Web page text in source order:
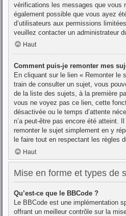
vérifications les messages que vous
également possible que vous ayez
d’utilisateurs aux permissions
veuillez contacter un administrateur
Haut
Comment puis-je remonter mes
En cliquant sur le lien « Remonter le
train de consulter un sujet, vous
de la liste des sujets, à la première
vous ne voyez pas ce lien, cette
désactivée ou le temps d’attente
n’a peut-être pas encore été atteint.
remonter le sujet simplement en y
le faire tout en respectant les règles
Haut
Mise en forme et types de
Qu’est-ce que le BBCode ?
Le BBCode est une implémentation
offrant un meilleur contrôle sur la